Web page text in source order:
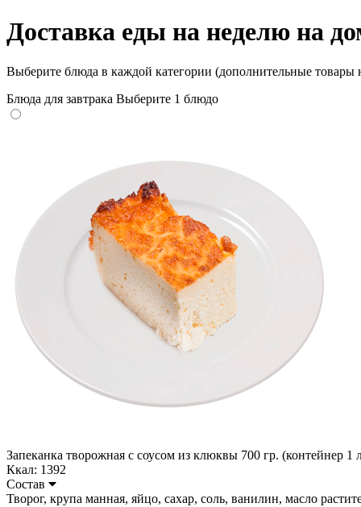
Доставка еды на неделю на
Выберите блюда в каждой категории (дополнительные товары
Блюда для завтрака Выберите 1 блюдо
Запеканка творожная с соусом из клюквы 700 гр. (контейнер 1
Ккал: 1392
Состав
Творог, крупа манная, яйцо, сахар, соль, ванилин, масло